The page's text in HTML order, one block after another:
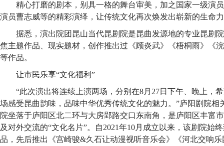
精心打磨的剧本，别具一格的舞台审美，加之国家一级演
演员曹志威等的精彩演绎，让传统文化再次焕发出崭新的生命
据悉，演出院团昆山当代昆剧院是昆曲发源地的专业昆剧
焦主题作品、现实题材，创作推出过《顾炎武》《梧桐雨》《
等作品。
让市民乐享“文化福利”
“此次演出将连续上演两场，分别在8月27日下午、晚上，
场感受昆曲韵味，品味中华优秀传统文化的魅力。”庐阳剧院相
院坐落于庐阳区北二环与大房郢路交口东南角，是庐阳区丰富
及对外交流的“文化名片”。自2021年10月成立以来，该剧院始
品，先后推出《宫崎骏&久石让动漫视听音乐会》《河北交响